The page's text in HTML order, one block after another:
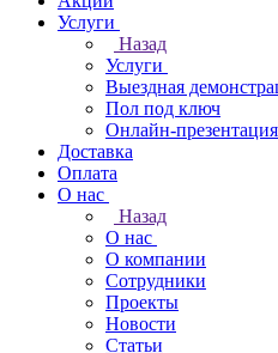
Услуги
Назад
Услуги
Выездная
Пол под ключ
Онлайн-
Доставка
Оплата
О нас
Назад
О нас
О компании
Сотрудники
Проекты
Новости
Статьи